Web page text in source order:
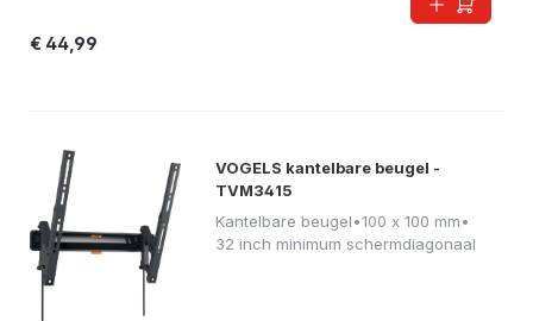
€ 44,99
VOGELS kantelbare beugel -
TVM3415
Kantelbare beugel•100 x 100 mm•
32 inch minimum schermdiagonaal